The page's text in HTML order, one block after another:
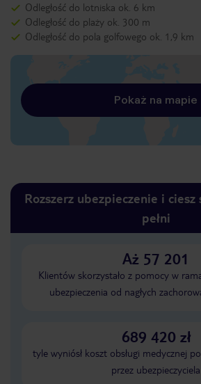
Odległość do lotniska ok. 6 km
Odległość do plaży ok. 300 m
Odległość do pola golfowego ok. 1,9 km
Pokaż na mapie
Rozszerz ubezpieczenie i ciesz
pełni
Aż 57 201
Klientów skorzystało z pomocy w
ubezpieczenia od nagłych
689 420 zł
tyle wyniósł koszt obsługi medycznej
przez ubezpieczyciela